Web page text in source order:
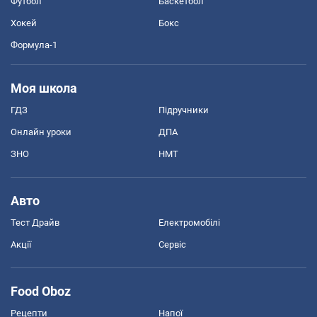
Хокей Бокс
Формула-1
Моя школа
ГДЗ Підручники
Онлайн уроки ДПА
ЗНО НМТ
Авто
Тест Драйв Електромобілі
Акції Сервіс
Food Oboz
Рецепти Напої